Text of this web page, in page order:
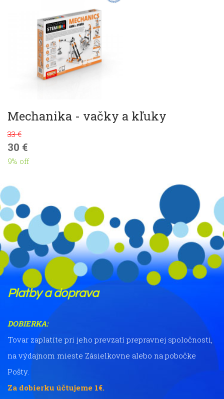
Mechanika - vačky a kľuky
33 €
30 €
9% off
Platby a doprava
DOBIERKA:
Tovar zaplatíte pri jeho prevzatí prepravnej spoločnosti,
na výdajnom mieste Zásielkovne alebo na pobočke
Pošty.
Za dobierku účtujeme 1€.